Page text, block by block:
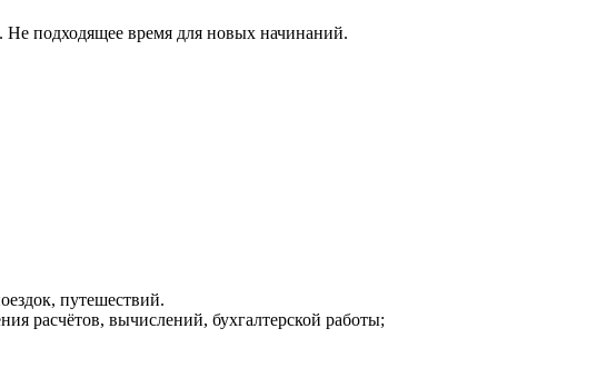
Не подходящее время для новых начинаний.
путешествий.
расчётов, вычислений, бухгалтерской работы;